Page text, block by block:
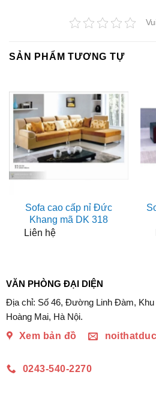
SẢN PHẨM TƯƠNG TỰ
Sofa cao cấp nỉ Đức
Khang mã DK 318
Liên hệ
VĂN PHÒNG ĐẠI DIỆN
Địa chỉ: Số 46, Đường Linh Đàm, Khu
Hoàng Mai, Hà Nội.
Xem bản đồ
0243-540-2270